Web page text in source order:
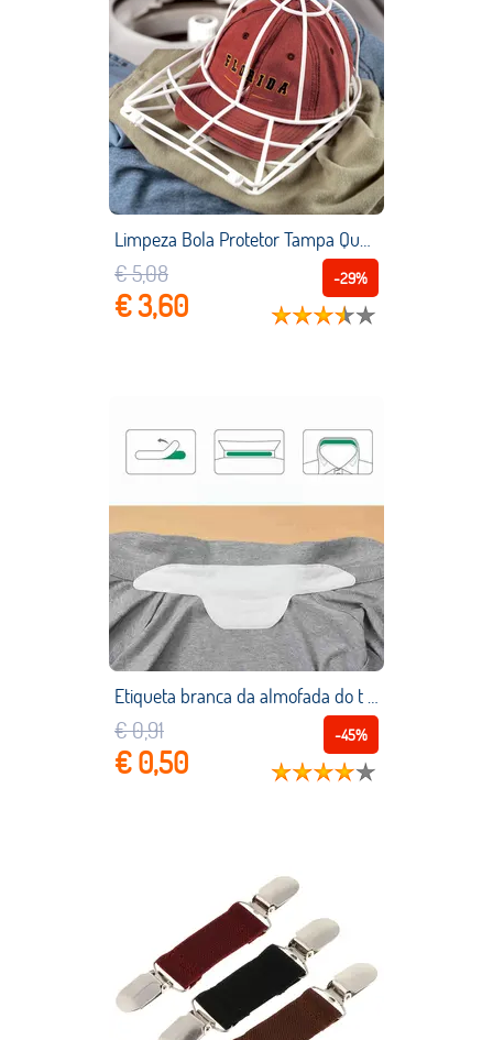
Limpeza Bola Protetor Tampa Quadro Gaiola de Beisebol Chapéu boné de Bola de Lavar Roupa máquina de Lavar Quadro Cap Fontes da Lavanderia Saco de Roupa Suja Para lavar
-29%
€ 5,08
€ 3,60
Etiqueta branca da almofada do t camisa do papel absorvente do suor do colar do verão de 10 pces auto anti transpiração adesiva descartável anti deslizamento col m4u6
-45%
€ 0,91
€ 0,50